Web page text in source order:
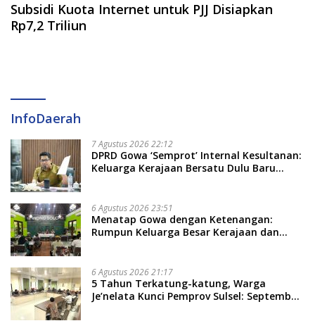
Subsidi Kuota Internet untuk PJJ Disiapkan
Rp7,2 Triliun
InfoDaerah
7 Agustus 2026 22:12
DPRD Gowa ‘Semprot’ Internal Kesultanan:
Keluarga Kerajaan Bersatu Dulu Baru
6 Agustus 2026 23:51
Menatap Gowa dengan Ketenangan:
Rumpun Keluarga Besar Kerajaan dan
Soal Adat dan Adab
6 Agustus 2026 21:17
5 Tahun Terkatung-katung, Warga
Je’nelata Kunci Pemprov Sulsel: September